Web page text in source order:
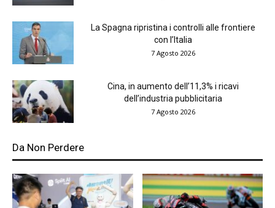
La Spagna ripristina i controlli alle frontiere
con l’Italia
7 Agosto 2026
Cina, in aumento dell’11,3% i ricavi
dell’industria pubblicitaria
7 Agosto 2026
Da Non Perdere